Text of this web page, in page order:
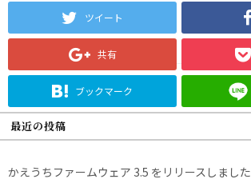
ツイート
共有
ブックマーク
最近の投稿
かえうちファームウェア 3.5 をリリースしました